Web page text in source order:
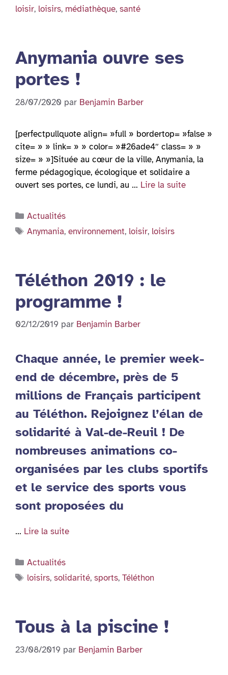
loisir, loisirs, médiathèque, santé
Anymania ouvre ses
portes !
28/07/2020 par Benjamin Barber
[perfectpullquote align= »full » bordertop= »false »
cite= » » link= » » color= »#26ade4″ class= » »
size= » »]Située au cœur de la ville, Anymania, la
ferme pédagogique, écologique et solidaire a
ouvert ses portes, ce lundi, au … Lire la suite
Catégories
Actualités
Étiquettes
Anymania,environnement, loisir, loisirs
Téléthon 2019 : le
programme !
02/12/2019 par Benjamin Barber
Chaque année, le premier week-
end de décembre, près de 5
millions de Français participent
au Téléthon. Rejoignez l’élan de
solidarité à Val-de-Reuil ! De
nombreuses animations co-
organisées par les clubs sportifs
et le service des sports vous
sont proposées du
… Lire la suite
Catégories
Actualités
Étiquettes
loisirs,solidarité,sports,Téléthon
Tous à la piscine !
23/08/2019 par Benjamin Barber